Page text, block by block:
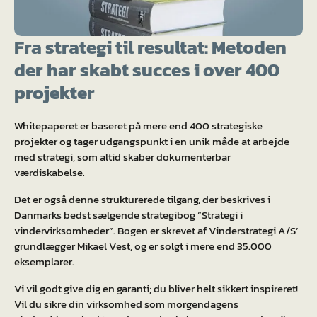
Fra strategi til resultat: Metoden
der har skabt succes i over 400
projekter
Whitepaperet er baseret på mere end 400 strategiske
projekter og tager udgangspunkt i en unik måde at arbejde
med strategi, som altid skaber dokumenterbar
værdiskabelse.
Det er også denne strukturerede tilgang, der beskrives i
Danmarks bedst sælgende strategibog ”Strategi i
vindervirksomheder”. Bogen er skrevet af Vinderstrategi A/S’
grundlægger Mikael Vest, og er solgt i mere end 35.000
eksemplarer.
Vi vil godt give dig en garanti; du bliver helt sikkert inspireret!
Vil du sikre din virksomhed som morgendagens